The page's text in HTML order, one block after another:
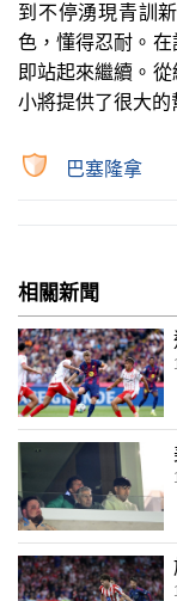
到不停湧現青訓
色，懂得忍耐。
即站起來繼續。
小將提供了很大的
巴塞隆拿
相關新聞